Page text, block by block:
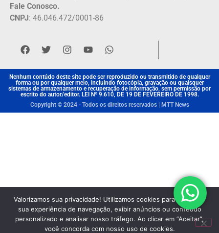
Fale Conosco.
CNPJ: 46.046.472/0001-86
Nenhum contúdo deste site pode ser reproduzido ou transmitido de qualquer
forma ou por qualquer meio, incluindo fotocópia, gravação ou quaisquer
sistemas de armazenamento e recuperação de informação, sem permissão por
escrito do autor/editor. LEI Nº 9.610, DE 19 DE FEVEREIRO DE 1998.
Copyright © 2024 - Todos os direitos reservados | MTT News
Valorizamos sua privacidade! Utilizamos cookies para aprimorar
sua experiência de navegação, exibir anúncios ou conteúdo
personalizado e analisar nosso tráfego. Ao clicar em “Aceitar”,
você concorda com nosso uso de cookies.